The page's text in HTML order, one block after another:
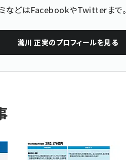
などはFacebookやTwitterまで。
瀧川 正実のプロフィールを見る